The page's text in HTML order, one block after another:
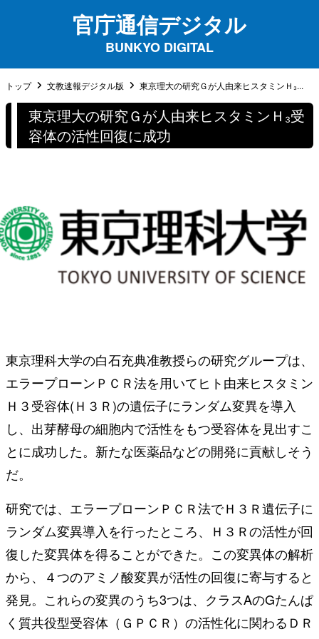
官庁通信デジタル
BUNKYO DIGITAL
トップ 文教速報デジタル版 東京理大の研究Ｇが人由来ヒスタミンＨ₃...
東京理大の研究Ｇが人由来ヒスタミンＨ₃受
容体の活性回復に成功
東京理科大学の白石充典准教授らの研究グループは、
エラープローンＰＣＲ法を用いてヒト由来ヒスタミン
Ｈ３受容体(Ｈ３Ｒ)の遺伝子にランダム変異を導入
し、出芽酵母の細胞内で活性をもつ受容体を見出すこ
とに成功した。新たな医薬品などの開発に貢献しそう
だ。
研究では、エラープローンＰＣＲ法でＨ３Ｒ遺伝子に
ランダム変異導入を行ったところ、Ｈ３Ｒの活性が回
復した変異体を得ることができた。この変異体の解析
から、４つのアミノ酸変異が活性の回復に寄与すると
発見。これらの変異のうち3つは、クラスAのGたんぱ
く質共役型受容体（ＧＰＣＲ）の活性化に関わるＤＲ